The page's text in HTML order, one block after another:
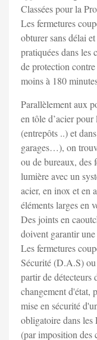
Classées pour la
Les fermetures
obturer sans délai
pratiquées dans les
de protection
moins à 180
Parallèlement aux
en tôle d’acier
(entrepôts ..) et
garages…), on
ou de bureaux,
lumière avec un
acier, en inox et en
éléments larges en
Des joints en
doivent garantir
Les fermetures
Sécurité (D.A.S) ou
partir de détecteurs
changement d'état,
mise en sécurité
obligatoire dans les
(par imposition des